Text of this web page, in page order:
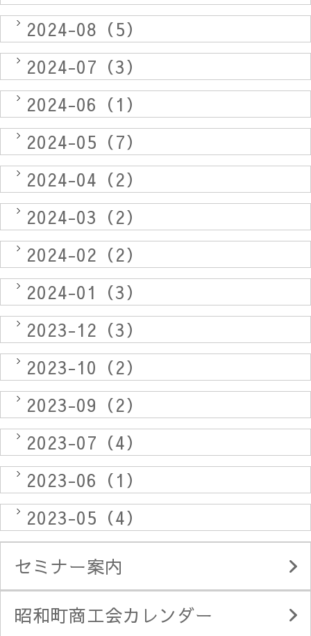
2024-08（5）
2024-07（3）
2024-06（1）
2024-05（7）
2024-04（2）
2024-03（2）
2024-02（2）
2024-01（3）
2023-12（3）
2023-10（2）
2023-09（2）
2023-07（4）
2023-06（1）
2023-05（4）
セミナー案内
昭和町商工会カレンダー